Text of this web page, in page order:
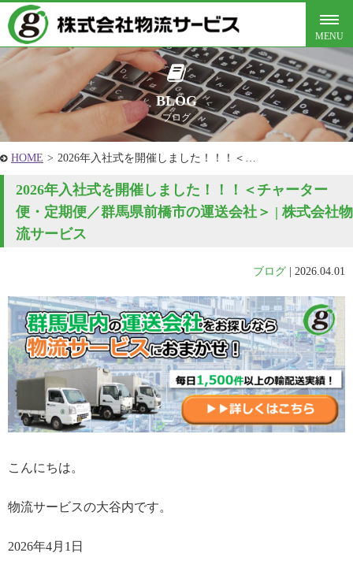
BLOG
ブログ
HOME > 2026年入社式を開催しました！！！＜…
2026年入社式を開催しました！！！＜チャーター
便・定期便／群馬県前橋市の運送会社＞ | 株式会社物
流サービス
ブログ 2026.04.01
こんにちは。
物流サービスの大谷内です。
2026年4月1日